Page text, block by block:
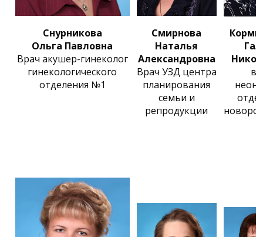
Снурникова
Ольга Павловна
Врач акушер-гинеколог
гинекологического
отделения №1
Смирнова
Наталья
Александровна
Врач УЗД центра
планирования
семьи и
репродукции